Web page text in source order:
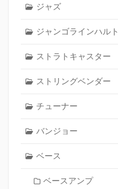
ジャズ
ジャンゴラインハルト
ストラトキャスター
ストリングベンダー
チューナー
バンジョー
ベース
ベースアンプ